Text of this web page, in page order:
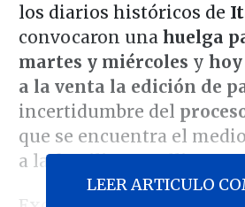
los diarios históricos de
convocaron una huelga
martes y miércoles y
a la venta la edición de
incertidumbre del
que se encuentra el
a lafamilia Agnelli.
LEER ARTICULO